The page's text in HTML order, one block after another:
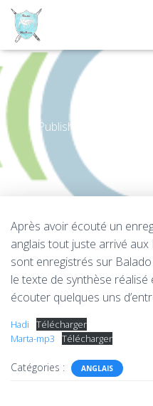
Reading a
Published by E.
Après avoir écouté un
anglais tout juste arrivé aux
sont enregistrés sur
le texte de synthèse réalisé
écouter quelques uns
Hadi
Télécharger
Marta-mp3
Télécharger
Catégories : ANGLAIS